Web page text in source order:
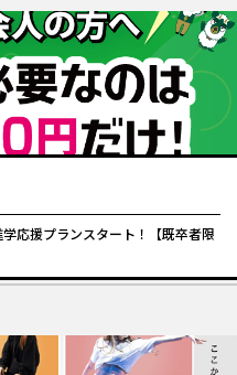
学応援プランスタート！【既卒者限